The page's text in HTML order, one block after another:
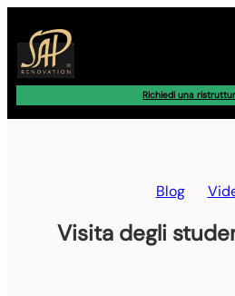
al
contenuto
Richiedi una
Blog
Visita degli